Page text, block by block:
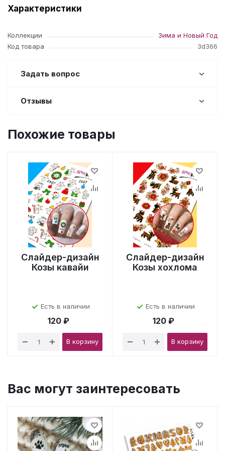
Характеристики
Коллекции
Зима и Новый Год
Код товара
3d366
Задать вопрос
Отзывы
Похожие товары
Слайдер-дизайн
Козы кавайи
Есть в наличии
120 ₽
В корзину
Слайдер-дизайн
Козы хохлома
Есть в наличии
120 ₽
В корзину
Вас могут заинтересовать